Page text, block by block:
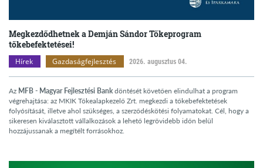
Megkezdődhetnek a Demján Sándor Tőkeprogram
tőkebefektetései!
Hírek Gazdaságfejlesztés 2026. augusztus 04.
Az MFB - Magyar Fejlesztési Bank döntését követően elindulhat a program
végrehajtása: az MKIK Tőkealapkezelő Zrt. megkezdi a tőkebefektetések
folyósítását, illetve ahol szükséges, a szerződéskötési folyamatokat. Cél, hogy a
sikeresen kiválasztott vállalkozások a lehető legrövidebb időn belül
hozzájussanak a megítélt forrásokhoz.